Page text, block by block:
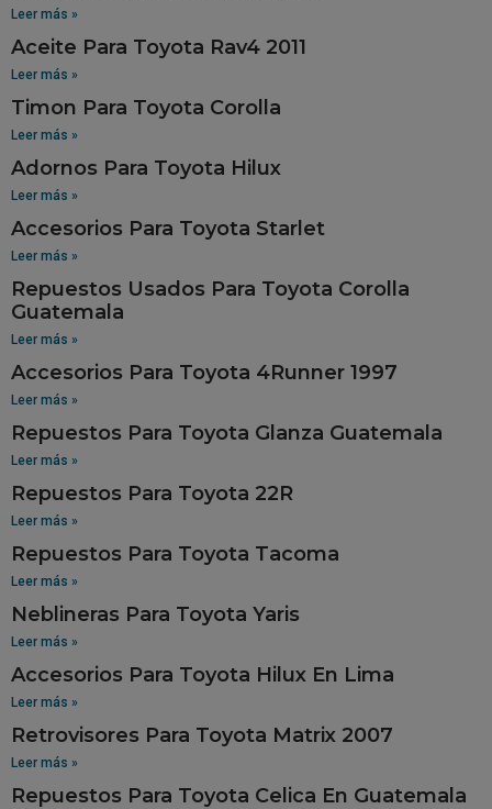
Leer más »
Aceite Para Toyota Rav4 2011
Leer más »
Timon Para Toyota Corolla
Leer más »
Adornos Para Toyota Hilux
Leer más »
Accesorios Para Toyota Starlet
Leer más »
Repuestos Usados Para Toyota Corolla
Guatemala
Leer más »
Accesorios Para Toyota 4Runner 1997
Leer más »
Repuestos Para Toyota Glanza Guatemala
Leer más »
Repuestos Para Toyota 22R
Leer más »
Repuestos Para Toyota Tacoma
Leer más »
Neblineras Para Toyota Yaris
Leer más »
Accesorios Para Toyota Hilux En Lima
Leer más »
Retrovisores Para Toyota Matrix 2007
Leer más »
Repuestos Para Toyota Celica En Guatemala